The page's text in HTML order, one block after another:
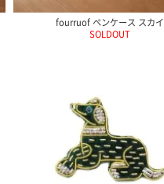
fourruof ペンケース スカイ
SOLDOUT